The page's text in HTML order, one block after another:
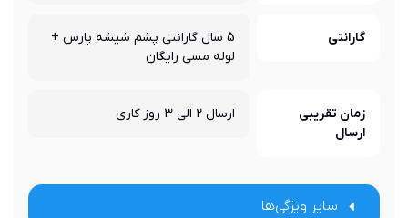
گارانتی
5 سال گارانتی پشم شیشه پارس +
لوله مسی رایگان
زمان تقریبی
ارسال
ارسال 2 الی 3 روز کاری
سایر ویژگی‌ها